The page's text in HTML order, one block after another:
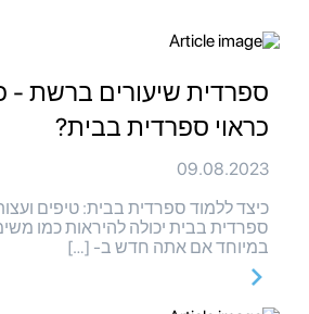
ספרדית שיעורים ברשת -
כראוי ספרדית בבית?
09.08.2023
כיצד ללמוד ספרדית בבית: טיפים
ספרדית בבית יכולה להיראות כמו
במיוחד אם אתה חדש ב- […]